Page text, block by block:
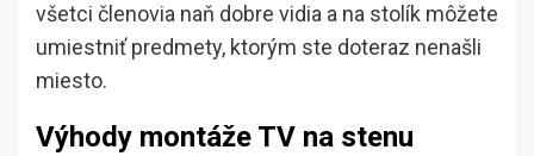
všetci členovia naň dobre vidia a na stolík môžete
umiestniť predmety, ktorým ste doteraz nenašli
miesto.
Výhody montáže TV na stenu